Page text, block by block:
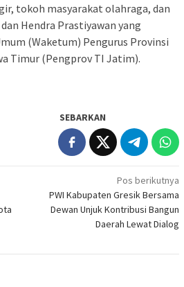
tokoh masyarakat olahraga, dan
Hendra Prastiyawan yang
(Waketum) Pengurus Provinsi
Timur (Pengprov TI Jatim).
SEBARKAN
Pos berikutnya
PWI Kabupaten Gresik Bersama
Dewan Unjuk Kontribusi Bangun
Daerah Lewat Dialog